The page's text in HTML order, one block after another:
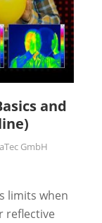
and
GmbH
limits when
reflective